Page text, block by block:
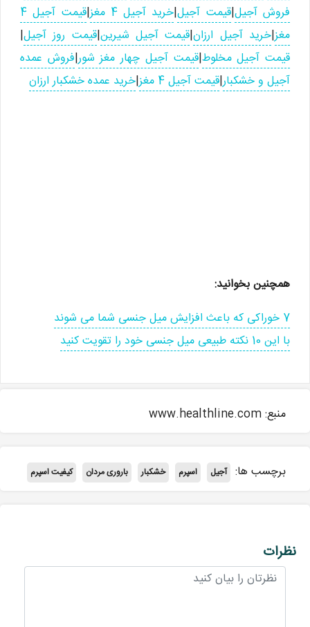
فروش آجیل|قیمت آجیل|خرید آجیل 4 مغز |
قیمت آجیل 4
مغز|خرید آجیل ارزان|قیمت آجیل شیرین|قیمت روز آجیل|
قیمت آجیل مخلوط|قیمت آجیل چهار مغز شور|فروش عمده
آجیل و خشکبار|قیمت آجیل 4 مغز |خرید عمده خشکبار ارزان
همچنین بخوانید:
7 خوراکی که باعث افزایش میل جنسی شما می شوند
با این 10 نکته طبیعی میل جنسی خود را تقویت کنید
منبع: www.healthline.com
برچسب ها: آجیل اسپرم خشکبار باروری مردان کیفیت اسپرم
نظرات